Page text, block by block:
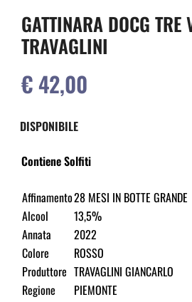
GATTINARA DOCG
TRAVAGLINI
€ 42,00
DISPONIBILE
Contiene Solfiti
Affinamento28 MESI IN BOTTE GRANDE
Alcool
13,5%
Annata
2022
Colore
ROSSO
Produttore TRAVAGLINI GIANCARLO
Regione
PIEMONTE